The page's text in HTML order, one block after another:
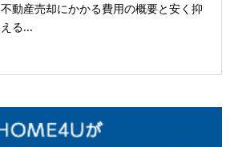
不動産売却にかかる費用の概要と安く抑
える...